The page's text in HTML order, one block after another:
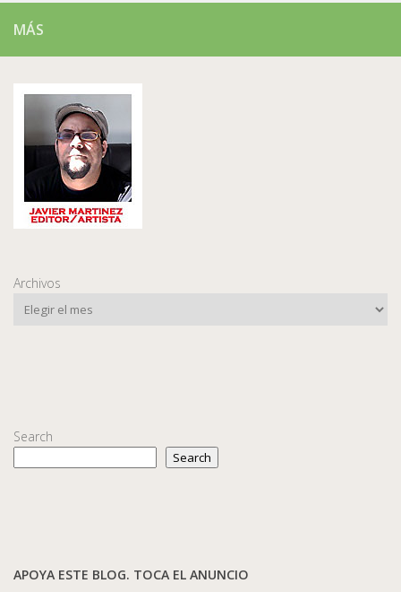
MÁS
Archivos
Search
Search
APOYA ESTE BLOG. TOCA EL ANUNCIO